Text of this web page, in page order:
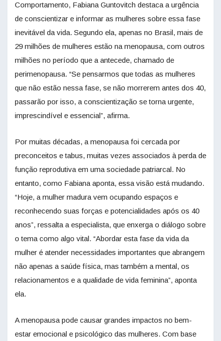
Comportamento, Fabiana Guntovitch destaca a urgência
de conscientizar e informar as mulheres sobre essa fase
inevitável da vida. Segundo ela, apenas no Brasil, mais de
29 milhões de mulheres estão na menopausa, com outros
milhões no período que a antecede, chamado de
perimenopausa. “Se pensarmos que todas as mulheres
que não estão nessa fase, se não morrerem antes dos 40,
passarão por isso, a conscientização se torna urgente,
imprescindível e essencial”, afirma.
Por muitas décadas, a menopausa foi cercada por
preconceitos e tabus, muitas vezes associados à perda de
função reprodutiva em uma sociedade patriarcal. No
entanto, como Fabiana aponta, essa visão está mudando.
“Hoje, a mulher madura vem ocupando espaços e
reconhecendo suas forças e potencialidades após os 40
anos”, ressalta a especialista, que enxerga o diálogo sobre
o tema como algo vital. “Abordar esta fase da vida da
mulher é atender necessidades importantes que abrangem
não apenas a saúde física, mas também a mental, os
relacionamentos e a qualidade de vida feminina”, aponta
ela.
A menopausa pode causar grandes impactos no bem-
estar emocional e psicológico das mulheres. Com base